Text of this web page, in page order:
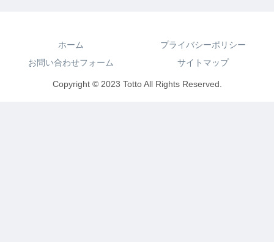
ホーム
プライバシーポリシー
お問い合わせフォーム
サイトマップ
Copyright © 2023 Totto All Rights Reserved.